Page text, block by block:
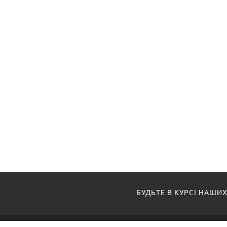
БУДЬТЕ В КУРСІ